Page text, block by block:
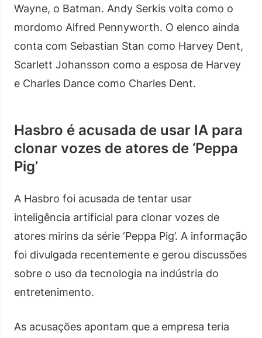
Wayne, o Batman. Andy Serkis volta como o
mordomo Alfred Pennyworth. O elenco ainda
conta com Sebastian Stan como Harvey Dent,
Scarlett Johansson como a esposa de Harvey
e Charles Dance como Charles Dent.
Hasbro é acusada de usar IA para
clonar vozes de atores de ‘Peppa
Pig’
A Hasbro foi acusada de tentar usar
inteligência artificial para clonar vozes de
atores mirins da série ‘Peppa Pig’. A informação
foi divulgada recentemente e gerou discussões
sobre o uso da tecnologia na indústria do
entretenimento.
As acusações apontam que a empresa teria